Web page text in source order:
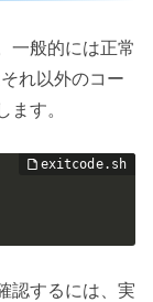
一般的には正常
れ以外のコー
す。
認するには、実